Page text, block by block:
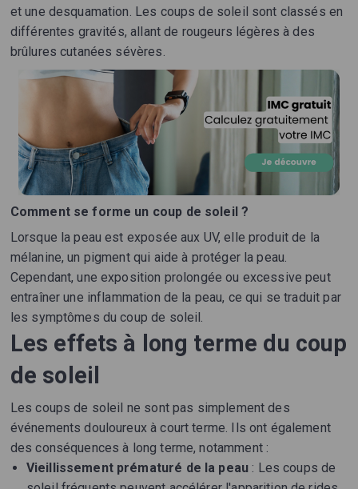
et une desquamation. Les coups de soleil sont classés en
différentes gravités, allant de rougeurs légères à des
brûlures cutanées sévères.
Comment se forme un coup de soleil ?
Lorsque la peau est exposée aux UV, elle produit de la
mélanine, un pigment qui aide à protéger la peau.
Cependant, une exposition prolongée ou excessive peut
entraîner une inflammation de la peau, ce qui se traduit par
les symptômes du coup de soleil.
Les effets à long terme du coup
de soleil
Les coups de soleil ne sont pas simplement des
événements douloureux à court terme. Ils ont également
des conséquences à long terme, notamment :
Vieillissement prématuré de la peau : Les coups de